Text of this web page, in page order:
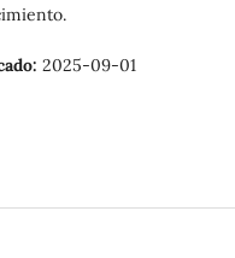
2025-09-01